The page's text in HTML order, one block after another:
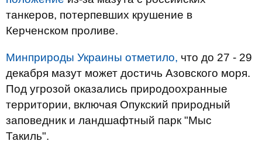
танкеров, потерпевших крушение в
Керченском проливе.
Минприроды Украины отметило, что до 27 - 29
декабря мазут может достичь Азовского моря.
Под угрозой оказались природоохранные
территории, включая Опукский природный
заповедник и ландшафтный парк "Мыс
Такиль".